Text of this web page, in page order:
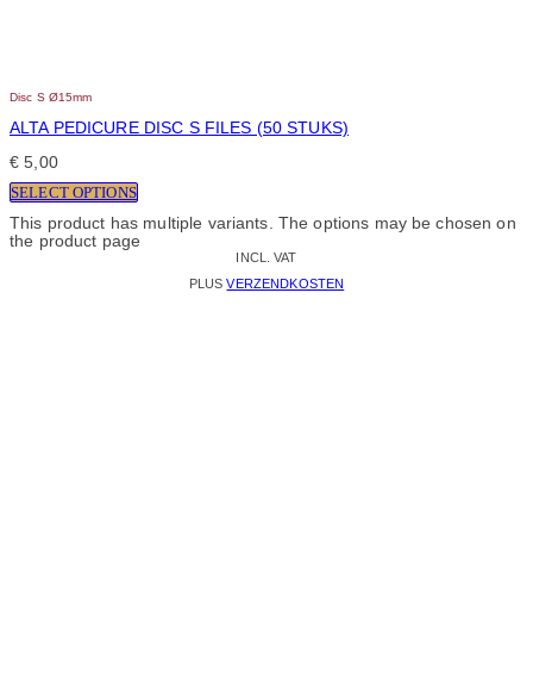
Disc S Ø15mm
ALTA PEDICURE DISC S FILES (50 STUKS)
€ 5,00
SELECT OPTIONS
This product has multiple variants. The options may be chosen on
the product page
INCL. VAT
PLUSVERZENDKOSTEN